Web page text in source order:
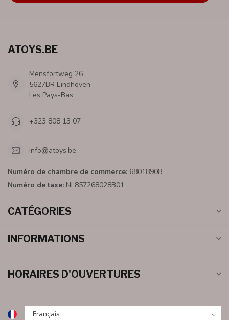
ATOYS.BE
Mensfortweg 26
5627BR Eindhoven
Les Pays-Bas
+323 808 13 07
info@atoys.be
Numéro de chambre de commerce: 68018908
Numéro de taxe: NL857268028B01
CATÉGORIES
INFORMATIONS
HORAIRES D'OUVERTURES